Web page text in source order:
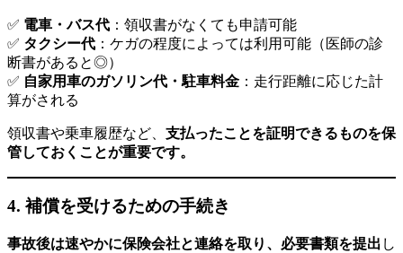
✅ 電車・バス代 ：領収書がなくても申請可能
✅ タクシー代 ：ケガの程度によっては利用可能（医師の診
断書があると◎）
✅ 自家用車のガソリン代・駐車料金 ：走行距離に応じた計
算がされる
領収書や乗車履歴など、 支払ったことを証明できるものを保
管しておくことが重要です。
4. 補償を受けるための手続き
事故後は速やかに保険会社と連絡を取り、必要書類を提出 し